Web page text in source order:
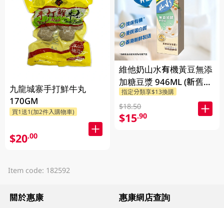
九龍城寨手打鮮牛丸
170GM
買1送1(加2件入購物車)
$20.00
維他奶山水有機黃豆無添
加糖豆漿 946ML (新舊包
裝隨機發貨)
指定分類享$13換購
$18.50
$15.90
Item code: 182592
關於惠康 惠康網店查詢